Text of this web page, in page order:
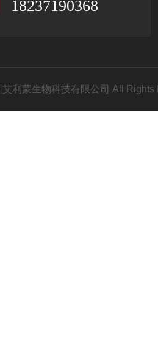
18237190368
艾利蒙生物科技有限公司 All